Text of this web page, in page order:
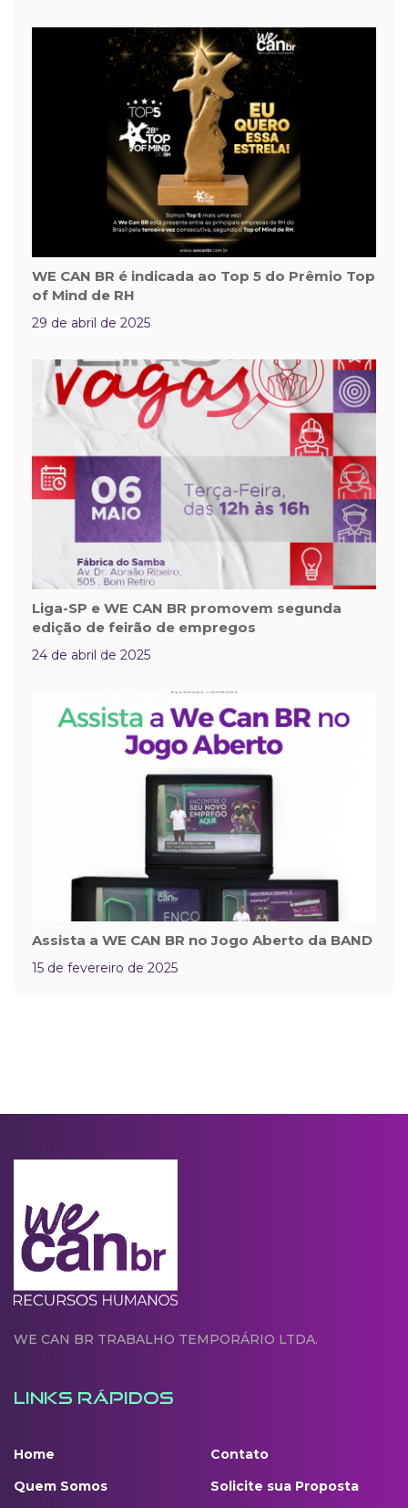
WE CAN BR é indicada ao Top 5 do Prêmio Top
of Mind de RH
29 de abril de 2025
Liga-SP e WE CAN BR promovem segunda
edição de feirão de empregos
24 de abril de 2025
Assista a WE CAN BR no Jogo Aberto da BAND
15 de fevereiro de 2025
WE CAN BR TRABALHO TEMPORÁRIO LTDA.
LINKS RÁPIDOS
Home
Quem Somos
Contato
Solicite sua Proposta